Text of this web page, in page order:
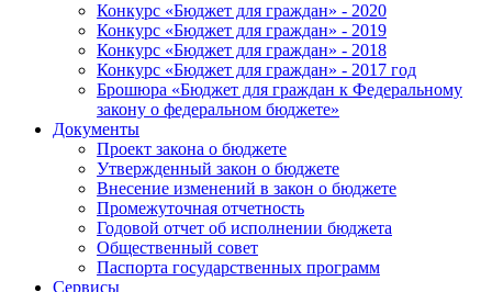
Конкурс «Бюджет для граждан» - 2020
Конкурс «Бюджет для граждан» - 2019
Конкурс «Бюджет для граждан» - 2018
Конкурс «Бюджет для граждан» - 2017 год
Брошюра «Бюджет для граждан к Федеральному
закону о федеральном бюджете»
Документы
Проект закона о бюджете
Утвержденный закон о бюджете
Внесение изменений в закон о бюджете
Промежуточная отчетность
Годовой отчет об исполнении бюджета
Общественный совет
Паспорта государственных программ
Сервисы